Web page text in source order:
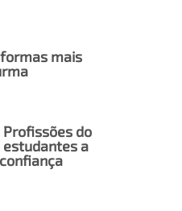
mais
Profissões do
estudantes a